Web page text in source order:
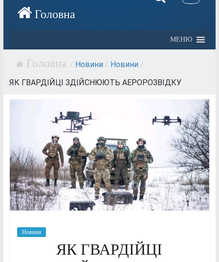
МЕНЮ
/ Новини / Новини /
ЯК ГВАРДІЙЦІ ЗДІЙСНЮЮТЬ АЕРОРОЗВІДКУ
Новини
ЯК ГВАРДІЙЦІ